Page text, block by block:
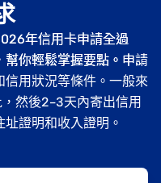
年信用卡申請全過
你輕鬆掌握要點。申請
用狀況等條件。一般來
然後2-3天內寄出信用
證明和收入證明。
年信用卡申請全過
你輕鬆掌握要點。申請
用狀況等條件。一般來
然後2-3天內寄出信用
證明和收入證明。